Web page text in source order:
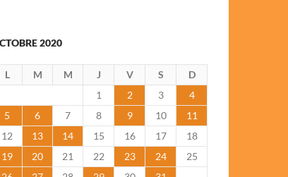
2020
L M M J V S
D
1
2 3
4
5
6 7 8 9 10
11
12
13 14 15 16 17
18
19
20 21 22 23 24
25